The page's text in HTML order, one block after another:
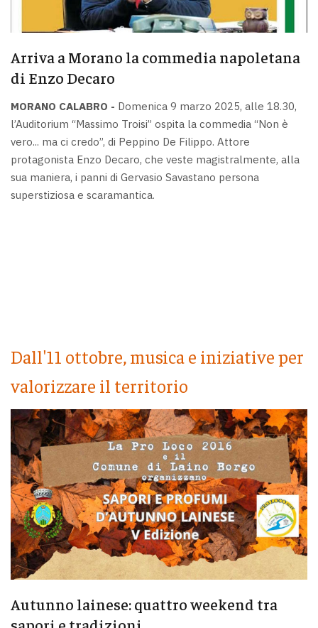
Arriva a Morano la commedia napoletana
di Enzo Decaro
MORANO CALABRO - Domenica 9 marzo 2025, alle 18.30,
l’Auditorium “Massimo Troisi” ospita la commedia “Non è
vero... ma ci credo”, di Peppino De Filippo. Attore
protagonista Enzo Decaro, che veste magistralmente, alla
sua maniera, i panni di Gervasio Savastano persona
superstiziosa e scaramantica.
Dall'11 ottobre, musica e iniziative per
valorizzare il territorio
Autunno lainese: quattro weekend tra